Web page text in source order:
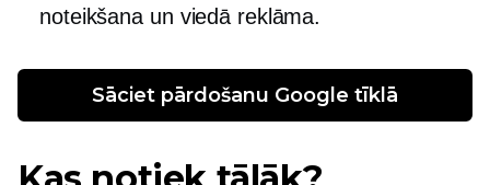
noteikšana un viedā reklāma.
Sāciet pārdošanu Google tīklā